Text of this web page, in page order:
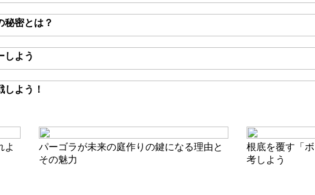
秘密とは？
しよう
よう！
よ
パーゴラが未来の庭作りの鍵になる理由と
その魅力
根底を覆す「
考しよう